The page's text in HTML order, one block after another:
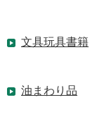
文具玩具書籍
油まわり品